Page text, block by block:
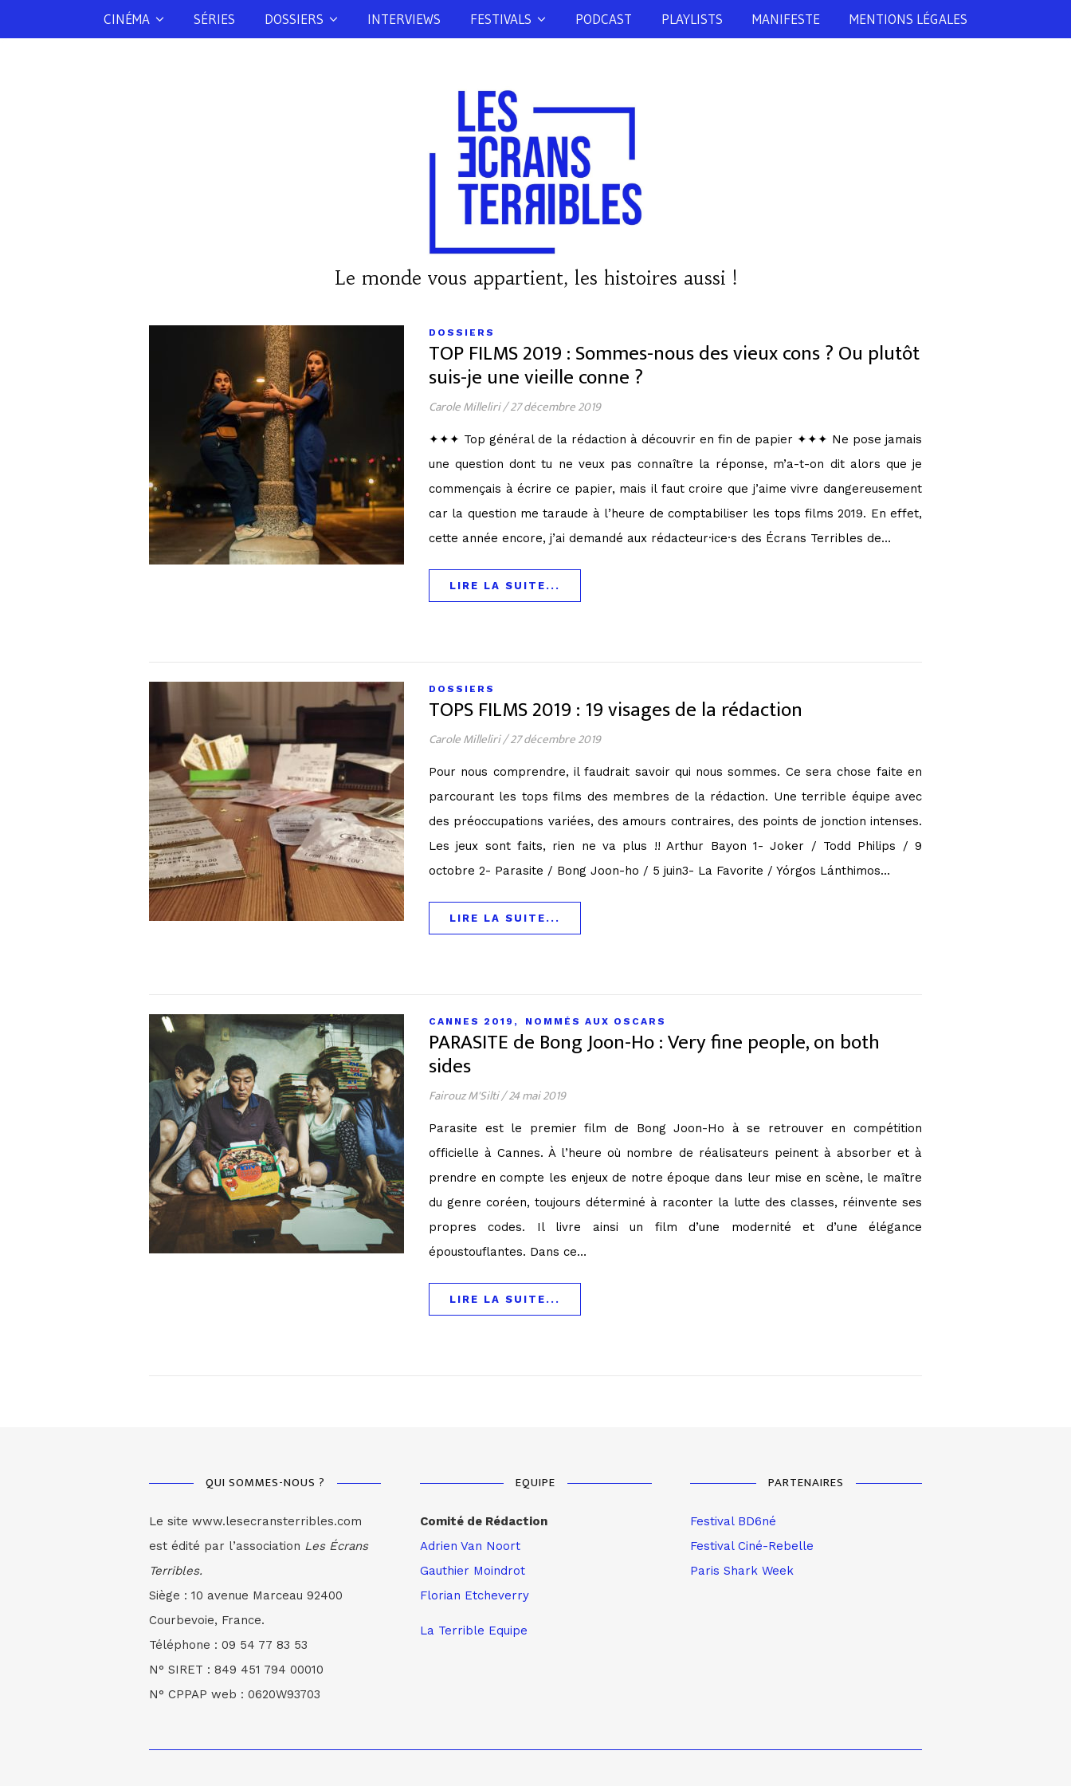
CINÉMA SÉRIES DOSSIERS INTERVIEWS FESTIVALS PODCAST PLAYLISTS MANIFESTE MENTIONS LÉGALES
Le monde vous appartient, les histoires aussi !
DOSSIERS
TOP FILMS 2019 : Sommes-nous des vieux cons ? Ou plutôt
suis-je une vieille conne ?
Carole Milleliri/27 décembre 2019
✦✦✦ Top général de la rédaction à découvrir en fin de papier ✦✦✦ Ne pose jamais
une question dont tu ne veux pas connaître la réponse, m’a-t-on dit alors que je
commençais à écrire ce papier, mais il faut croire que j’aime vivre dangereusement
car la question me taraude à l’heure de comptabiliser les tops films 2019. En effet,
cette année encore, j’ai demandé aux rédacteur·ice·s des Écrans Terribles de…
LIRE LA SUITE...
DOSSIERS
TOPS FILMS 2019 : 19 visages de la rédaction
Carole Milleliri/27 décembre 2019
Pour nous comprendre, il faudrait savoir qui nous sommes. Ce sera chose faite en
parcourant les tops films des membres de la rédaction. Une terrible équipe avec
des préoccupations variées, des amours contraires, des points de jonction intenses.
Les jeux sont faits, rien ne va plus !! Arthur Bayon 1- Joker / Todd Philips / 9
octobre 2- Parasite / Bong Joon-ho / 5 juin3- La Favorite / Yórgos Lánthimos…
LIRE LA SUITE...
CANNES 2019 , NOMMÉS AUX OSCARS
PARASITE de Bong Joon-Ho : Very fine people, on both
sides
Fairouz M'Silti/24 mai 2019
Parasite est le premier film de Bong Joon-Ho à se retrouver en compétition
officielle à Cannes. À l’heure où nombre de réalisateurs peinent à absorber et à
prendre en compte les enjeux de notre époque dans leur mise en scène, le maître
du genre coréen, toujours déterminé à raconter la lutte des classes, réinvente ses
propres codes. Il livre ainsi un film d’une modernité et d’une élégance
époustouflantes. Dans ce…
LIRE LA SUITE...
QUI SOMMES-NOUS ?
Le site www.lesecransterribles.com
est édité par l’association Les Écrans
Terribles.
Siège : 10 avenue Marceau 92400
Courbevoie, France.
Téléphone : 09 54 77 83 53
N° SIRET : 849 451 794 00010
N° CPPAP web : 0620W93703
EQUIPE
Comité de Rédaction
Adrien Van Noort
Gauthier Moindrot
Florian Etcheverry
La Terrible Equipe
PARTENAIRES
Festival BD6né
Festival Ciné-Rebelle
Paris Shark Week